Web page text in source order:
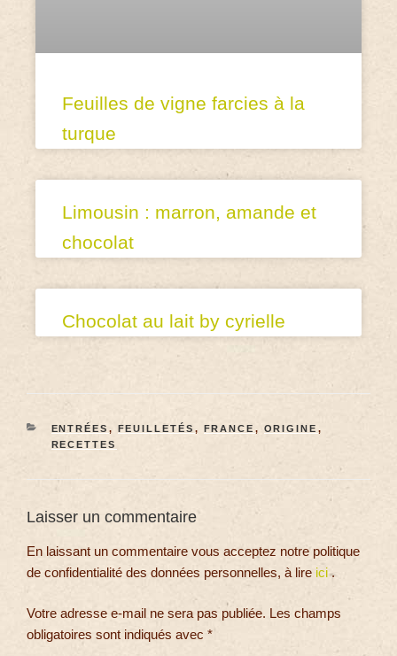
Feuilles de vigne farcies à la
turque
Limousin : marron, amande et
chocolat
Chocolat au lait by cyrielle
ENTRÉES , FEUILLETÉS , FRANCE , ORIGINE ,
RECETTES
Laisser un commentaire
En laissant un commentaire vous acceptez notre politique
de confidentialité des données personnelles, à lire ici.
Votre adresse e-mail ne sera pas publiée. Les champs
obligatoires sont indiqués avec *